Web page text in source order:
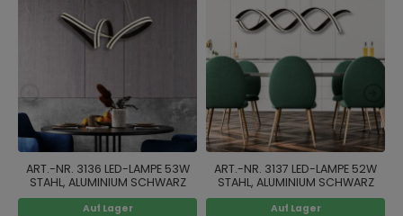
ART.-NR. 3136 LED-LAMPE 53W
STAHL, ALUMINIUM SCHWARZ
LACKIERT
Auf Lager
ART.-NR. 3137 LED-LAMPE 52W
STAHL, ALUMINIUM SCHWARZ
LACKIERT 4000K
Auf Lager